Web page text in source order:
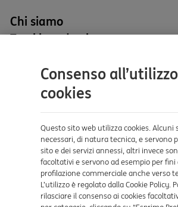
Chi siamo
Tutti i prodotti
Aiuto e supporto
Dove ci trovi
Certificazioni
Consenso
cookies
Questo sito web utilizza cookies. Alcuni
necessari, di natura tecnica, e servono
sito e dei servizi annessi, altri invece
facoltativi e servono ad esempio per fini
profilazione commerciale anche verso
L’utilizzo è regolato dalla Cookie Policy.
rilasciare il consenso ai cookies